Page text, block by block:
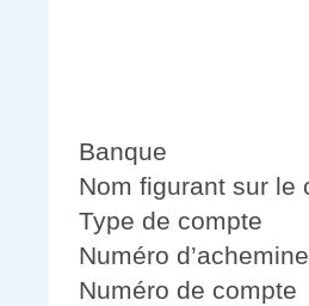
Banque
Nom figurant sur le
Type de compte
Numéro
Numéro de compte